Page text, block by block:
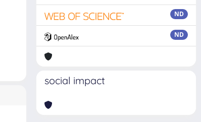
ND
ND
social impact